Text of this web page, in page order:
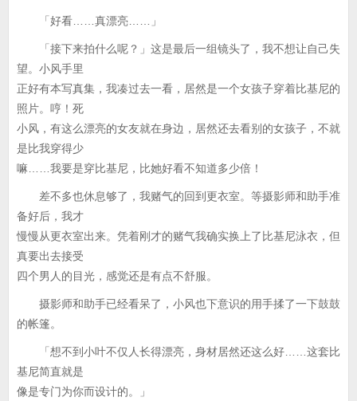
「好看……真漂亮……」
「接下来拍什么呢？」这是最后一组镜头了，我不想让自己失
望。小风手里
正好有本写真集，我凑过去一看，居然是一个女孩子穿着比基尼的
照片。哼！死
小风，有这么漂亮的女友就在身边，居然还去看别的女孩子，不就
是比我穿得少
嘛……我要是穿比基尼，比她好看不知道多少倍！
差不多也休息够了，我赌气的回到更衣室。等摄影师和助手准
备好后，我才
慢慢从更衣室出来。凭着刚才的赌气我确实换上了比基尼泳衣，但
真要出去接受
四个男人的目光，感觉还是有点不舒服。
摄影师和助手已经看呆了，小风也下意识的用手揉了一下鼓鼓
的帐篷。
「想不到小叶不仅人长得漂亮，身材居然还这么好……这套比
基尼简直就是
像是专门为你而设计的。」